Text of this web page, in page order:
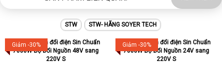
STW STW- HÃNG SOYER TECH
Giảm -30% Giảm -30%